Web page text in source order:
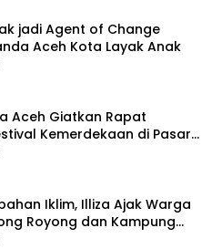
jadi Agent of Change
Aceh Kota Layak Anak
Aceh Giatkan Rapat
Kemerdekaan di Pasar
Iklim, Illiza Ajak Warga
Royong dan Kampung